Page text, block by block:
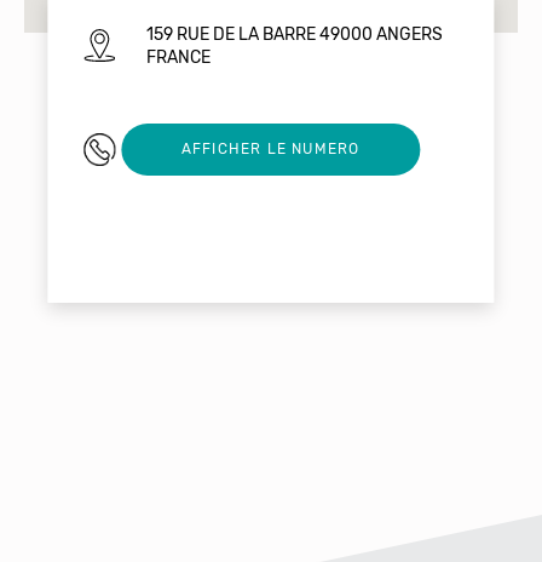
159 RUE DE LA BARRE 49000 ANGERS
FRANCE
0675496027
AFFICHER LE NUMERO